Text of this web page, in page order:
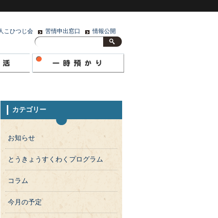
こひつじ会 苦情申出窓口 情報公開
カテゴリー
お知らせ
とうきょうすくわくプログラム
コラム
今月の予定